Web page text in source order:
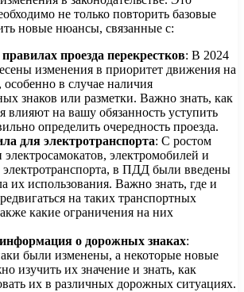
не только повторить базовые
новые нюансы, связанные с:
проезда перекрестков: В 2024
изменения в приоритет движения на
особенно в случае наличия
знаков или разметки. Важно знать, как
влияют на вашу обязанность уступить
определить очередность проезда.
для электротранспорта: С ростом
электросамокатов, электромобилей и
электротранспорта, в ПДД были введены
их использования. Важно знать, где и
на таких транспортных
какие ограничения на них
о дорожных знаках:
были изменены, а некоторые новые
изучить их значение и знать, как
их в различных дорожных ситуациях.